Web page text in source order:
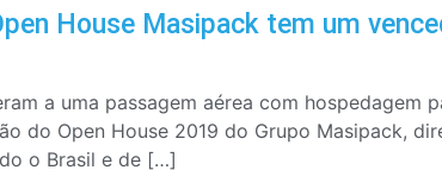
House Masipack tem um
a uma passagem aérea com hospedagem
do Open House 2019 do Grupo Masipack,
o Brasil e de […]